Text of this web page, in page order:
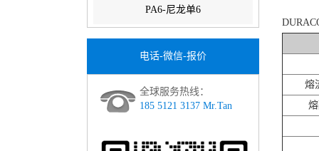
PA6-尼龙单6
电话-微信-报价
全球服务热线：
185 5121 3137 Mr.Tan
熔